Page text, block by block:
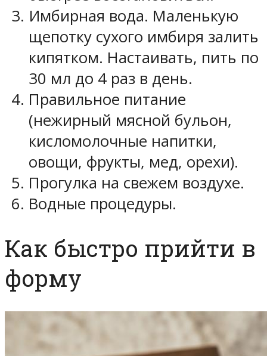
Имбирная вода. Маленькую
щепотку сухого имбиря залить
кипятком. Настаивать, пить по
30 мл до 4 раз в день.
Правильное питание
(нежирный мясной бульон,
кисломолочные напитки,
овощи, фрукты, мед, орехи).
Прогулка на свежем воздухе.
Водные процедуры.
Как быстро прийти в
форму